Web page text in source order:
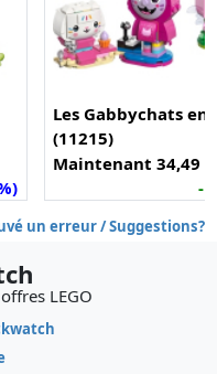
Les Gabbychats en
(11215)
Maintenant 34,49 €
-
un erreur / Suggestions?
LEGO